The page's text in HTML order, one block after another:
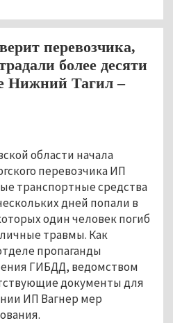
перевозчика,
более десяти
Нижний Тагил –
области начала
перевозчика ИП
транспортные средства
дней попали в
один человек погиб
травмы. Как
пропаганды
ГИБДД, ведомством
документы для
ИП Вагнер мер